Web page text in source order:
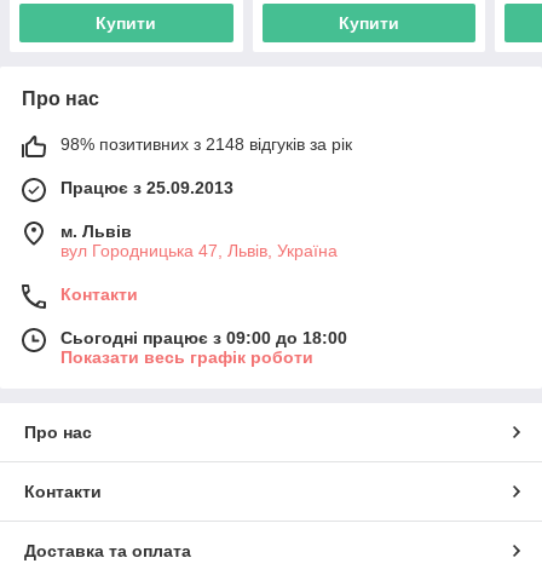
Купити Купити
Про нас
98% позитивних з 2148 відгуків за рік
Працює з 25.09.2013
м. Львів
вул Городницька 47, Львів, Україна
Контакти
Сьогодні працює з 09:00 до 18:00
Показати весь графік роботи
Про нас
Контакти
Доставка та оплата